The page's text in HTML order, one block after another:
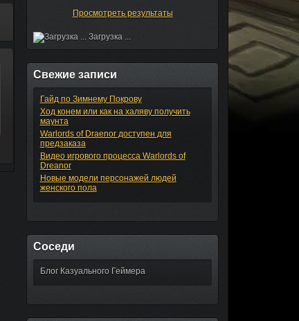
Просмотреть результаты
Загрузка ...
Свежие записи
Гайд по Зимнему Покрову
Ход конем или как на халяву получить
маунта
Warlords of Draenor доступен для
предзаказа
Видео игрового процесса Warlords of
Dreanor
Новые модели персонажей людей
женского пола
Соседи
Блог Казуального Геймера